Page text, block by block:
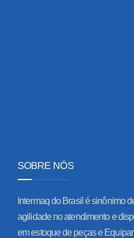
SOBRE NÓS
Intermaq do Brasil é sinônimo
agilidade no atendimento e
em estoque de peças e